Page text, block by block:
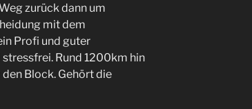
zurück dann um
mit dem
Profi und guter
Rund 1200km hin
Block. Gehört die